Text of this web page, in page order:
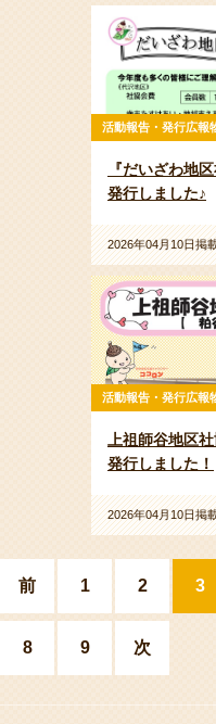
活動報告・発行広報
『だいざわ地
発行しました♪
2026年04月10日掲
活動報告・発行広報
上祖師谷地区
発行しました！
2026年04月10日掲
前 1 2 3
8 9 次